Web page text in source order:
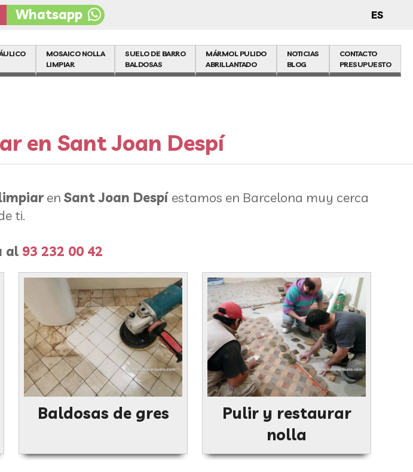
ES
Whatsapp
MOSAICO NOLLA
LIMPIAR
SUELO DE BARRO
BALDOSAS
MÁRMOL PULIDO
ABRILLANTADO
NOTICIAS
BLOG
CONTACTO
PRESUPUESTO
en Sant Joan Despí
en Sant Joan Despí estamos en Barcelona muy cerca
ti.
al 93 232 00 42
Baldosas de gres
Pulir y restaurar
nolla